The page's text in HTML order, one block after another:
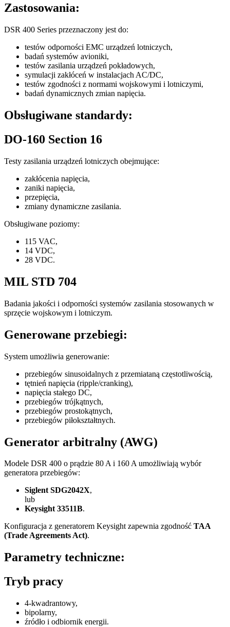
Zastosowania:
DSR 400 Series przeznaczony jest do:
testów odporności EMC urządzeń lotniczych,
badań systemów avioniki,
testów zasilania urządzeń pokładowych,
symulacji zakłóceń w instalacjach AC/DC,
testów zgodności z normami wojskowymi i lotniczymi,
badań dynamicznych zmian napięcia.
Obsługiwane standardy:
DO-160 Section 16
Testy zasilania urządzeń lotniczych obejmujące:
zakłócenia napięcia,
zaniki napięcia,
przepięcia,
zmiany dynamiczne zasilania.
Obsługiwane poziomy:
115 VAC,
14 VDC,
28 VDC.
MIL STD 704
Badania jakości i odporności systemów zasilania stosowanych w
sprzęcie wojskowym i lotniczym.
Generowane przebiegi:
System umożliwia generowanie:
przebiegów sinusoidalnych z przemiataną częstotliwością,
tętnień napięcia (ripple/cranking),
napięcia stałego DC,
przebiegów trójkątnych,
przebiegów prostokątnych,
przebiegów piłokształtnych.
Generator arbitralny (AWG)
Modele DSR 400 o prądzie 80 A i 160 A umożliwiają wybór
generatora przebiegów:
Siglent SDG2042X,
lub
Keysight 33511B.
Konfiguracja z generatorem Keysight zapewnia zgodność TAA
(Trade Agreements Act).
Parametry techniczne:
Tryb pracy
4-kwadrantowy,
bipolarny,
źródło i odbiornik energii.